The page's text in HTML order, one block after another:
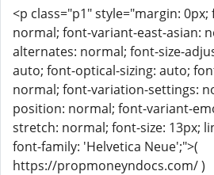
<p class="p1" style="margin:
normal; font-variant-east-asian:
alternates: normal; font-size-
auto; font-optical-sizing: auto;
normal; font-variation-settings:
position: normal; font-variant-
stretch: normal; font-size: 13px;
font-family: 'Helvetica Neue';">(
https://propmoneyndocs.com/ )